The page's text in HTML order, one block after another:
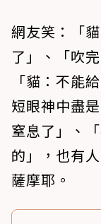
網友笑：「
了」、「吹
「貓：不能
短眼神中盡
窒息了」、
的」，也有
薩摩耶。